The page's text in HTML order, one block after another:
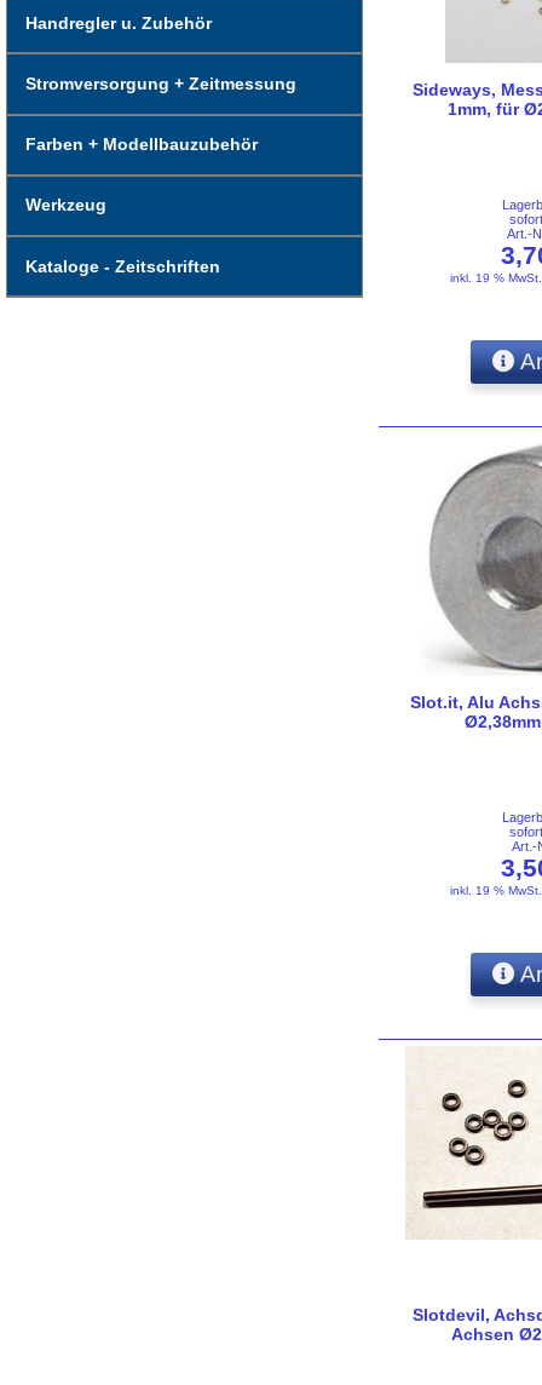
Handregler u. Zubehör
Stromversorgung + Zeitmessung
Farben + Modellbauzubehör
Werkzeug
Kataloge - Zeitschriften
Sideways,
1mm, für
Art.-
inkl. 19 %
Slot.it, Alu
Art.-
inkl. 19 %
Slotdevil,
Achsen